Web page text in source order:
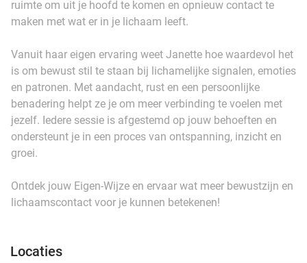
ruimte om uit je hoofd te komen en opnieuw contact te
maken met wat er in je lichaam leeft.
Vanuit haar eigen ervaring weet Janette hoe waardevol het
is om bewust stil te staan bij lichamelijke signalen, emoties
en patronen. Met aandacht, rust en een persoonlijke
benadering helpt ze je om meer verbinding te voelen met
jezelf. Iedere sessie is afgestemd op jouw behoeften en
ondersteunt je in een proces van ontspanning, inzicht en
groei.
Ontdek jouw Eigen-Wijze en ervaar wat meer bewustzijn en
lichaamscontact voor je kunnen betekenen!
Locaties